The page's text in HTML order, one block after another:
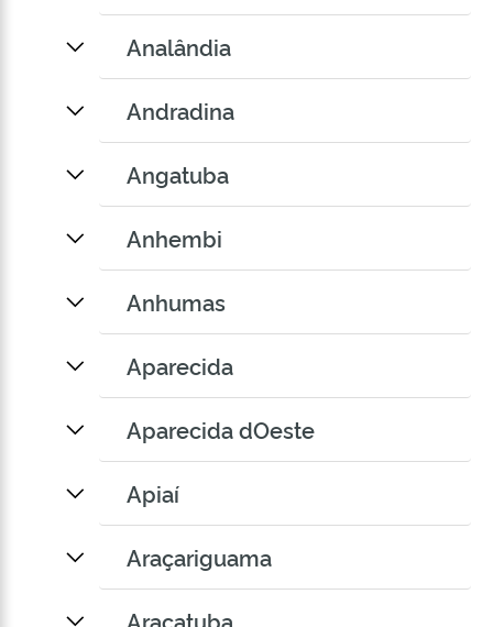
Analândia
Andradina
Angatuba
Anhembi
Anhumas
Aparecida
Aparecida dOeste
Apiaí
Araçariguama
Araçatuba